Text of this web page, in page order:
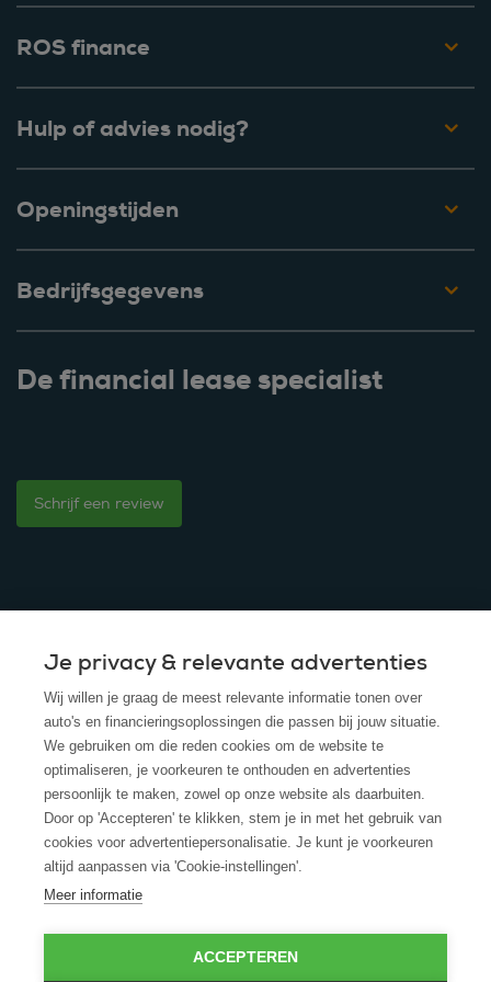
ROS finance
Hulp of advies nodig?
Openingstijden
Bedrijfsgegevens
De financial lease specialist
Schrijf een review
© 2025 - ROS Krediet Service
Algemene Voorwaarden
Disclaimer
Privacy Policy
Cookies
Cookie policy
Je privacy & relevante advertenties
Wij willen je graag de meest relevante informatie tonen over
auto's en financieringsoplossingen die passen bij jouw situatie.
We gebruiken om die reden cookies om de website te
optimaliseren, je voorkeuren te onthouden en advertenties
persoonlijk te maken, zowel op onze website als daarbuiten.
Door op 'Accepteren' te klikken, stem je in met het gebruik van
cookies voor advertentiepersonalisatie. Je kunt je voorkeuren
altijd aanpassen via 'Cookie-instellingen'.
Meer informatie
ACCEPTEREN